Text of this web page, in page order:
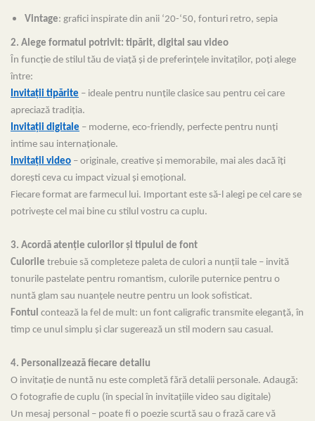
Vintage: grafici inspirate din anii ‘20-‘50, fonturi retro, sepia
2. Alege formatul potrivit: tipărit, digital sau video
În funcție de stilul tău de viață și de preferințele invitaților, poți alege
între:
Invitații tipărite – ideale pentru nunțile clasice sau pentru cei care
apreciază tradiția.
Invitații digitale – moderne, eco-friendly, perfecte pentru nunți
intime sau internaționale.
Invitații video – originale, creative și memorabile, mai ales dacă îți
dorești ceva cu impact vizual și emoțional.
Fiecare format are farmecul lui. Important este să-l alegi pe cel care se
potrivește cel mai bine cu stilul vostru ca cuplu.
3. Acordă atenție culorilor și tipului de font
Culorile trebuie să completeze paleta de culori a nunții tale – invită
tonurile pastelate pentru romantism, culorile puternice pentru o
nuntă glam sau nuanțele neutre pentru un look sofisticat.
Fontul contează la fel de mult: un font caligrafic transmite eleganță, în
timp ce unul simplu și clar sugerează un stil modern sau casual.
4. Personalizează fiecare detaliu
O invitație de nuntă nu este completă fără detalii personale. Adaugă:
O fotografie de cuplu (în special în invitațiile video sau digitale)
Un mesaj personal – poate fi o poezie scurtă sau o frază care vă